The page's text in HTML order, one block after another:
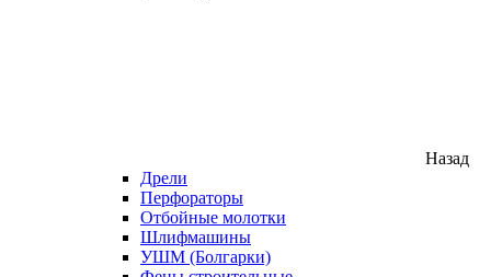
Назад
Дрели
Перфораторы
Отбойные молотки
Шлифмашины
УШМ (Болгарки)